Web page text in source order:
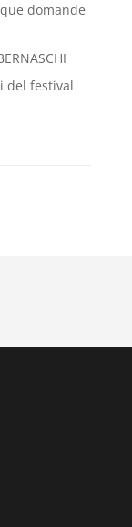
domande
del festival